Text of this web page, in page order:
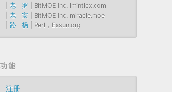
|老 罗 | BitMOE Inc. lmintlcx.com
|老 安 | BitMOE Inc. miracle.moe
路 杨 | Perl，Easun.org
功能
注册